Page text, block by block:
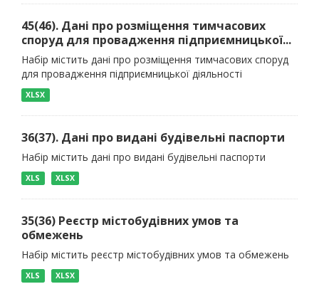
45(46). Дані про розміщення тимчасових
споруд для провадження підприємницької...
Набір містить дані про розміщення тимчасових споруд
для провадження підприємницької діяльності
XLSX
36(37). Дані про видані будівельні паспорти
Набір містить дані про видані будівельні паспорти
XLS XLSX
35(36) Реєстр містобудівних умов та
обмежень
Набір містить реєстр містобудівних умов та обмежень
XLS XLSX